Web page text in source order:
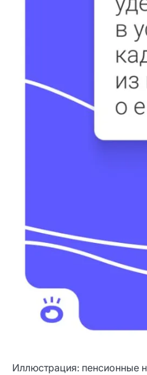
Иллюстрация: пенсионные